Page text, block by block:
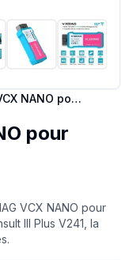
WiFi VXDIAG VCX NANO pour Nissan Infiniti & GT-R
pour
VCX NANO pour
III Plus V241, la